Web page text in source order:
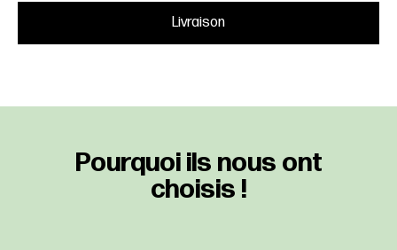
Livraison
Pourquoi ils nous ont
choisis !